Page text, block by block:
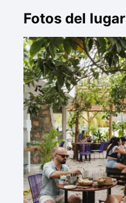
Fotos del lugar